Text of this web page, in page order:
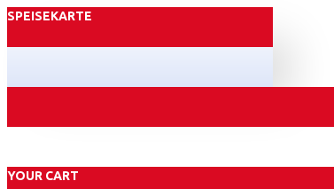
SPEISEKARTE
YOUR CART